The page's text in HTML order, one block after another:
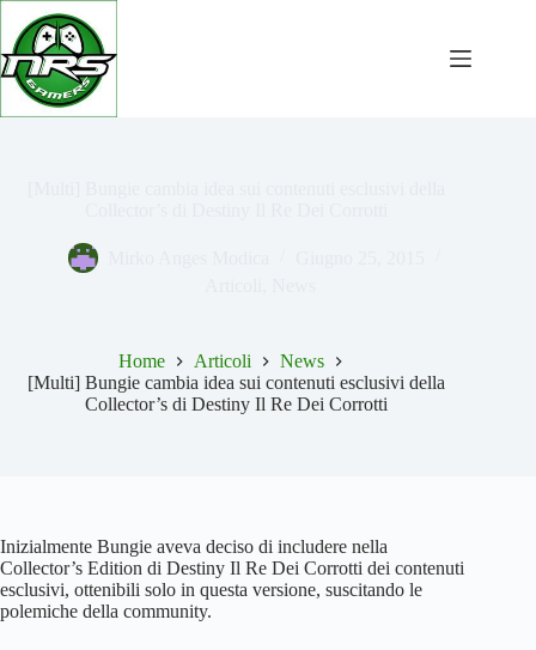
Salta
contenuto
Home Articoli
News
[Multi] Bungie cambia idea sui contenuti esclusivi della
Collector’s di Destiny Il Re Dei Corrotti
Inizialmente Bungie aveva deciso di includere nella
Collector’s Edition di Destiny Il Re Dei Corrotti dei contenuti
esclusivi, ottenibili solo in questa versione, suscitando le
polemiche della community.